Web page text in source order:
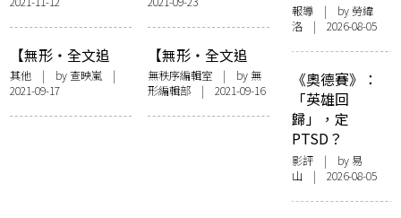
嗎？就學做一個有
生產力的粉絲
【無形・全文追
星】追星族的逆襲
其他 | by查映嵐 |
2021-09-17
【無形・全文追
星】前置詞：追星
有甚麼好追？
無秩序編輯室| by 無
形編輯部 | 2021-09-16
報導 | by 勞緯
洛 | 2026-08-05
《奧德賽》：
「英雄回
歸」，定
PTSD？
影評 | by 易
山 | 2026-08-05